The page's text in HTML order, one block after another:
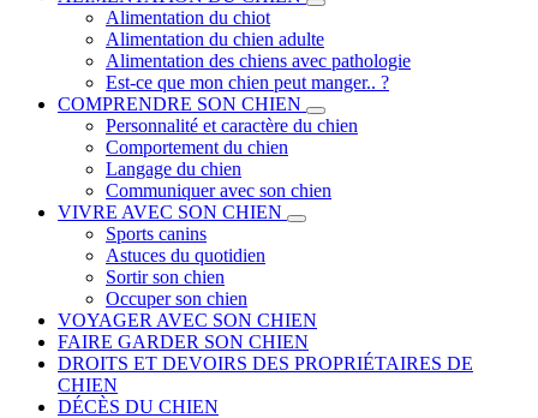
Alimentation du chiot
Alimentation du chien adulte
Alimentation des chiens avec pathologie
Est-ce que mon chien peut manger.. ?
COMPRENDRE SON CHIEN
Personnalité et caractère du chien
Comportement du chien
Langage du chien
Communiquer avec son chien
VIVRE AVEC SON CHIEN
Sports canins
Astuces du quotidien
Sortir son chien
Occuper son chien
VOYAGER AVEC SON CHIEN
FAIRE GARDER SON CHIEN
DROITS ET DEVOIRS DES PROPRIÉTAIRES DE
CHIEN
DÉCÈS DU CHIEN